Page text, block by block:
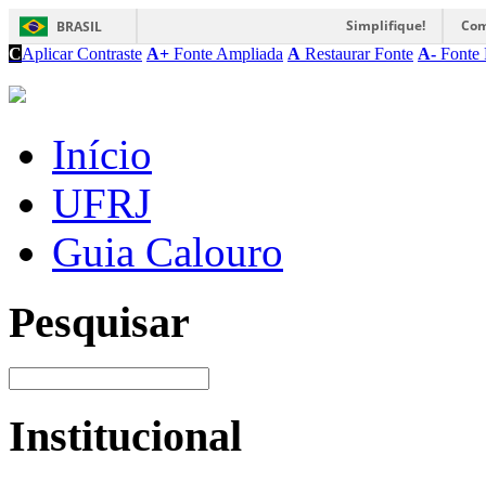
BRASIL Simplifique!
CAplicar Contraste A+ Fonte Ampliada A Restaurar Fonte A- Fonte
Início
UFRJ
Guia Calouro
Pesquisar
Institucional